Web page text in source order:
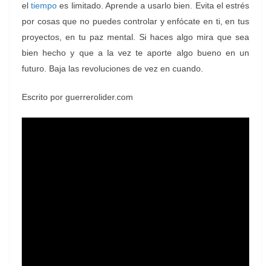
eltiempo es limitado. Aprende a usarlo bien. Evita el estrés
por cosas que no puedes controlar y enfócate en ti, en tus
proyectos, en tu paz mental. Si haces algo mira que sea
bien hecho y que a la vez te aporte algo bueno en un
futuro. Baja las revoluciones de vez en cuando.
Escrito por guerrerolider.com